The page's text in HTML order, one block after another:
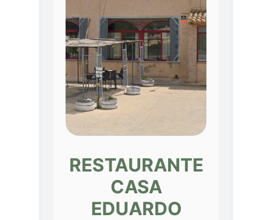
RESTAURANTE
CASA
EDUARDO